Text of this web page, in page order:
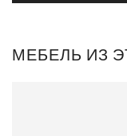
МЕБЕЛЬ ИЗ